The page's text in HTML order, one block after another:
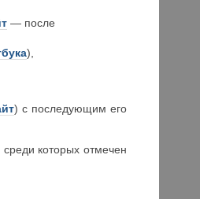
— после
),
) с последующим его
которых отмечен